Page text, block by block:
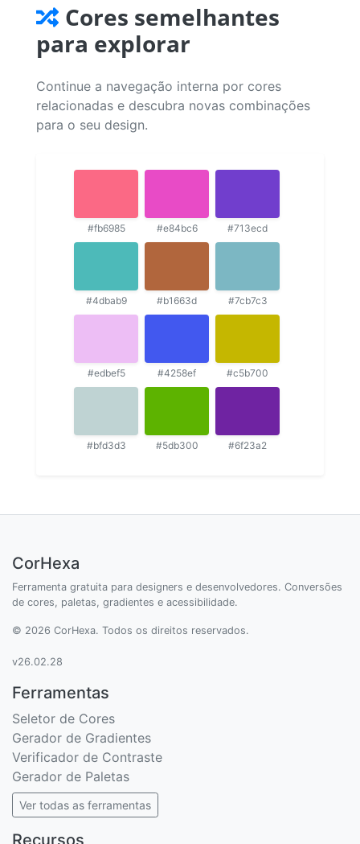
Cores semelhantes
para explorar
Continue a navegação interna por cores
relacionadas e descubra novas combinações
para o seu design.
#fb6985 #e84bc6 #713ecd
#4dbab9 #b1663d #7cb7c3
#edbef5 #4258ef #c5b700
#bfd3d3 #5db300 #6f23a2
CorHexa
Ferramenta gratuita para designers e desenvolvedores. Conversões
de cores, paletas, gradientes e acessibilidade.
© 2026 CorHexa. Todos os direitos reservados.
v26.02.28
Ferramentas
Seletor de Cores
Gerador de Gradientes
Verificador de Contraste
Gerador de Paletas
Ver todas as ferramentas
Recursos